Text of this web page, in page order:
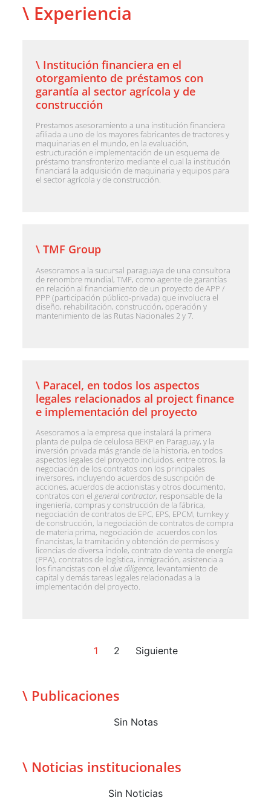
\ Experiencia
\ Institución financiera en el
otorgamiento de préstamos con
garantía al sector agrícola y de
construcción
Prestamos asesoramiento a una institución financiera
afiliada a uno de los mayores fabricantes de tractores y
maquinarias en el mundo, en la evaluación,
estructuración e implementación de un esquema de
préstamo transfronterizo mediante el cual la institución
financiará la adquisición de maquinaria y equipos para
el sector agrícola y de construcción.
\ TMF Group
Asesoramos a la sucursal paraguaya de una consultora
de renombre mundial, TMF, como agente de garantías
en relación al financiamiento de un proyecto de APP /
PPP (participación público-privada) que involucra el
diseño, rehabilitación, construcción, operación y
mantenimiento de las Rutas Nacionales 2 y 7.
\ Paracel, en todos los aspectos
legales relacionados al project finance
e implementación del proyecto
Asesoramos a la empresa que instalará la primera
planta de pulpa de celulosa BEKP en Paraguay, y la
inversión privada más grande de la historia, en todos
aspectos legales del proyecto incluidos, entre otros, la
negociación de los contratos con los principales
inversores, incluyendo acuerdos de suscripción de
acciones, acuerdos de accionistas y otros documento,
contratos con elgeneral contractor, responsable de la
ingeniería, compras y construcción de la fábrica,
negociación de contratos de EPC, EPS, EPCM, turnkey y
de construcción, la negociación de contratos de compra
de materia prima, negociación de acuerdos con los
financistas, la tramitación y obtención de permisos y
licencias de diversa índole, contrato de venta de energía
(PPA), contratos de logística, inmigración, asistencia a
los financistas con eldue diligence, levantamiento de
capital y demás tareas legales relacionadas a la
implementación del proyecto.
1 2 Siguiente
\ Publicaciones
Sin Notas
\ Noticias institucionales
Sin Noticias